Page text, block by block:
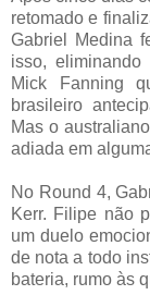
retomado e
Gabriel Medina
isso,
Mick Fanning
brasileiro
Mas o
adiada em
No Round 4,
Kerr. Filipe não
um duelo
de nota a todo
bateria, rumo às